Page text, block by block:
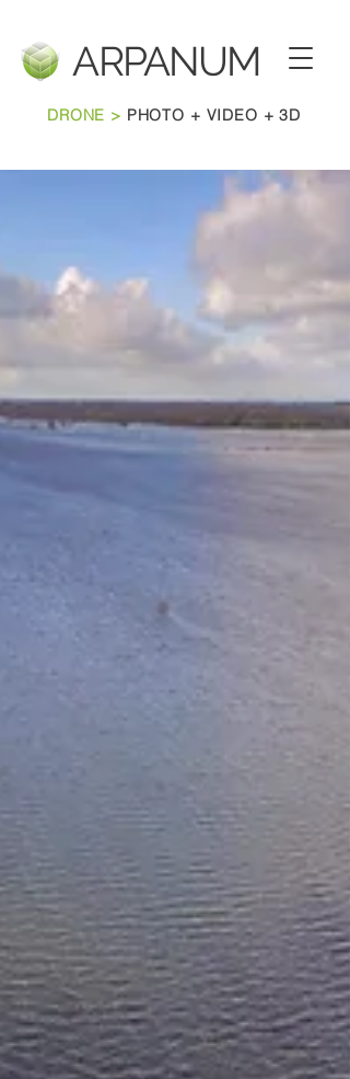
ARPANUM
DRONE > PHOTO + VIDEO + 3D